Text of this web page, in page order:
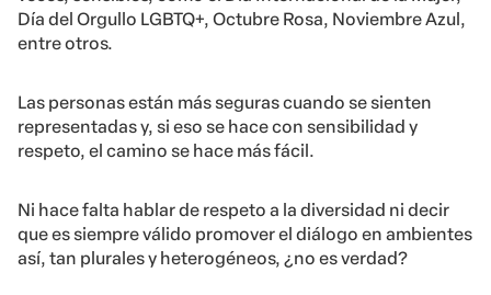
Día del Orgullo LGBTQ+, Octubre Rosa, Noviembre Azul,
entre otros.
Las personas están más seguras cuando se sienten
representadas y, si eso se hace con sensibilidad y
respeto, el camino se hace más fácil.
Ni hace falta hablar de respeto a la diversidad ni decir
que es siempre válido promover el diálogo en ambientes
así, tan plurales y heterogéneos, ¿no es verdad?